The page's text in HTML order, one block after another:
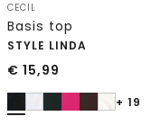
CECIL
Basis top
STYLE LINDA
€ 15,99
+ 19